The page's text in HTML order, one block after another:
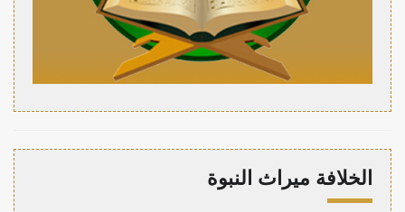
الخلافة ميراث النبوة